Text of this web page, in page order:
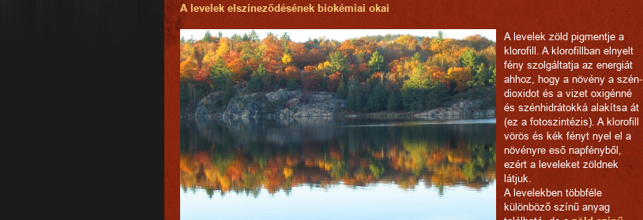
A levelek elszíneződésének biokémiai okai
A levelek zöld pigmentje a
klorofill. A klorofillban elnyelt
fény szolgáltatja az energiát
ahhoz, hogy a növény a szén-
dioxidot és a vizet oxigénné
és szénhidrátokká alakítsa át
(ez a fotoszintézis). A klorofill
vörös és kék fényt nyel el a
növényre eső napfényből,
ezért a leveleket zöldnek
látjuk.
A levelekben többféle
különböző színű anyag